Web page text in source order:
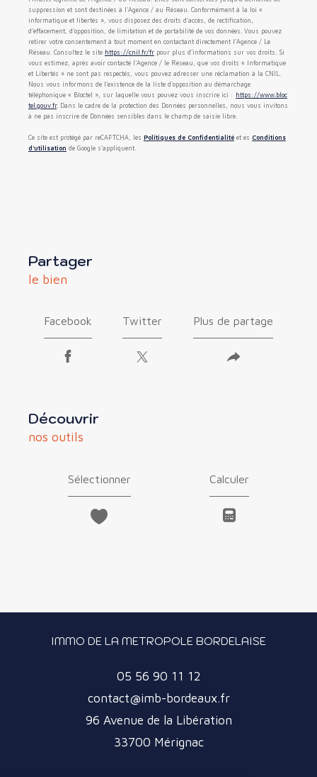
suppression et sont destinées à l'Agence / au Réseau. Conformément à la loi «
informatique et libertés », vous disposez des droits d’accès, de rectification,
d’effacement, d’opposition, de limitation et de portabilité de vos données. Vous pouvez
retirer votre consentement à tout moment en contactant directement l’Agence / Le
Réseau. Consultez le site https://cnil.fr/fr pour plus d’informations sur vos droits. Si
vous estimez, après avoir contacté l'Agence / le Réseau, que vos droits « Informatique
et Libertés » ne sont pas respectés, vous pouvez adresser une réclamation à la CNIL.
Nous vous informons de l’existence de la liste d'opposition au démarchage
téléphonique « Bloctel », sur laquelle vous pouvez vous inscrire ici : https://www.bloc
tel.gouv.fr. Dans le cadre de la protection des Données personnelles, nous vous invitons
à ne pas inscrire de Données sensibles dans le champ de saisie libre.
Ce site est protégé par reCAPTCHA, les Politiques de Confidentialité et es Conditions
d'utilisation de Google s'appliquent.
partager
le bien
Facebook Twitter Plus de partage
découvrir
nos outils
Sélectionner Calculer
IMMO DE LA METROPOLE BORDELAISE
05 56 90 11 12
contact@imb-bordeaux.fr
96 Avenue de la Libération
33700
Mérignac